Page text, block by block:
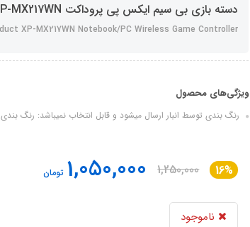
دسته بازی بی سیم ایکس پی پروداکت XP-MX217WN
XP-MX217WN Notebook/PC Wireless Game Controller
ویژگی‌های محصول
رنگ بندی توسط انبار ارسال میشود و قابل انتخاب نمیباشد: رنگ
16%
1,250,000
1,050,000 تومان
ناموجود